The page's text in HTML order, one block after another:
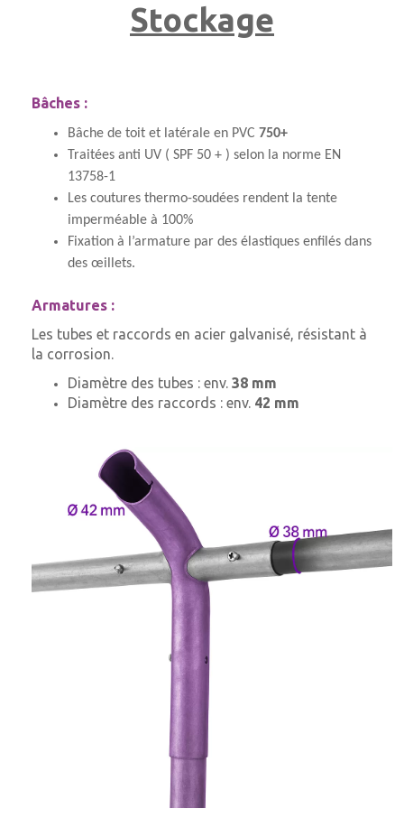
Stockage
Bâches :
Bâche de toit et latérale en PVC 750+
Traitées anti UV ( SPF 50 + ) selon la norme EN
13758-1
Les coutures thermo-soudées rendent la tente
imperméable à 100%
Fixation à l’armature par des élastiques enfilés dans
des œillets.
Armatures :
Les tubes et raccords en acier galvanisé, résistant à
la corrosion.
Diamètre des tubes : env. 38 mm
Diamètre des raccords : env. 42 mm